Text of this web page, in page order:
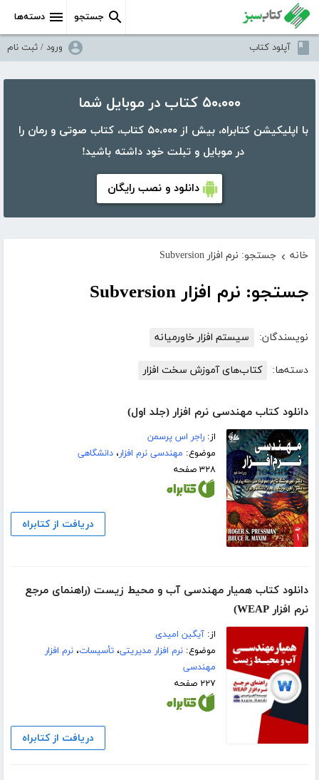
دسته‌ها جستجو
آپلود کتاب ورود / ثبت نام
۵۰،۰۰۰ کتاب در موبایل شما
با اپلیکیشن کتابراه، بیش از ۵۰،۰۰۰ کتاب، کتاب صوتی و رمان را
در موبایل و تبلت خود داشته باشید!
دانلود و نصب رایگان
خانه › جستجو: نرم افزار Subversion
جستجو: نرم افزار Subversion
نویسندگان: سیستم افزار خاورمیانه
دسته‌ها: کتاب‌های آموزش سخت افزار
دانلود کتاب مهندسی نرم افزار (جلد اول)
از:راجر اس پرسمن
موضوع: مهندسی نرم افزار،دانشگاهی
۳۲۸ صفحه
دریافت از کتابراه
دانلود کتاب همیار مهندسی آب و محیط زیست (راهنمای مرجع
نرم افزار WEAP)
از:آیگین امیدی
موضوع:نرم افزار مدیریتی،تأسيسات،نرم افزار
مهندسی
۲۲۷ صفحه
دریافت از کتابراه